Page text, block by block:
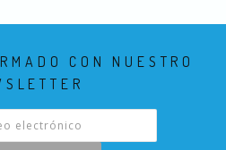
CON NUESTRO